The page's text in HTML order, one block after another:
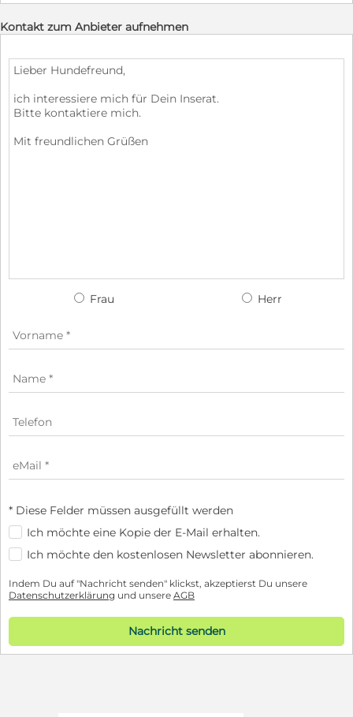
Kontakt zum Anbieter aufnehmen
Frau Herr
* Diese Felder müssen ausgefüllt werden
Ich möchte eine Kopie der E-Mail erhalten.
Ich möchte den kostenlosen Newsletter abonnieren.
Indem Du auf "Nachricht senden" klickst, akzeptierst Du unsere
Datenschutzerklärung und unsere AGB
Nachricht senden